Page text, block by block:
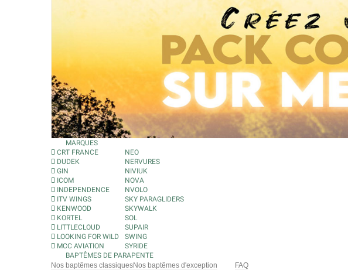
MARQUES
CRT FRANCE
DUDEK
GIN
ICOM
INDEPENDENCE
ITV WINGS
KENWOOD
KORTEL
LITTLECLOUD
LOOKING FOR WILD
MCC AVIATION
NEO
NERVURES
NIVIUK
NOVA
NVOLO
SKY PARAGLIDERS
SKYWALK
SOL
SUPAIR
SWING
SYRIDE
BAPTÊMES DE PARAPENTE
Nos baptêmes classiquesNos baptêmes d'exception
FAQ